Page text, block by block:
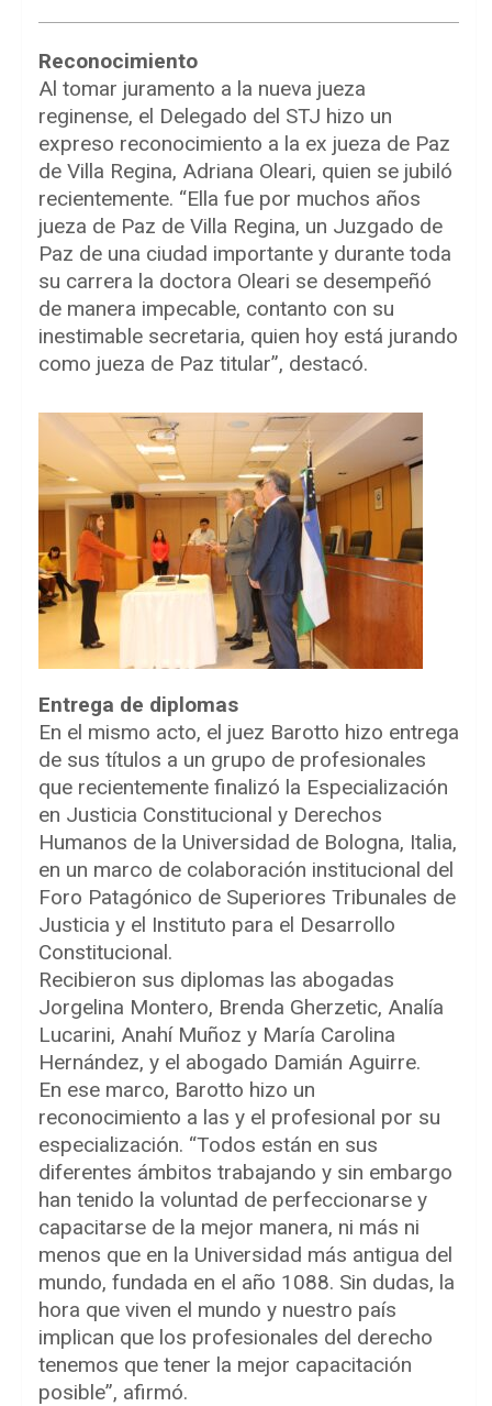
Reconocimiento
Al tomar juramento a la nueva jueza
reginense, el Delegado del STJ hizo un
expreso reconocimiento a la ex jueza de Paz
de Villa Regina, Adriana Oleari, quien se jubiló
recientemente. “Ella fue por muchos años
jueza de Paz de Villa Regina, un Juzgado de
Paz de una ciudad importante y durante toda
su carrera la doctora Oleari se desempeñó
de manera impecable, contanto con su
inestimable secretaria, quien hoy está jurando
como jueza de Paz titular”, destacó.
Entrega de diplomas
En el mismo acto, el juez Barotto hizo entrega
de sus títulos a un grupo de profesionales
que recientemente finalizó la Especialización
en Justicia Constitucional y Derechos
Humanos de la Universidad de Bologna, Italia,
en un marco de colaboración institucional del
Foro Patagónico de Superiores Tribunales de
Justicia y el Instituto para el Desarrollo
Constitucional.
Recibieron sus diplomas las abogadas
Jorgelina Montero, Brenda Gherzetic, Analía
Lucarini, Anahí Muñoz y María Carolina
Hernández, y el abogado Damián Aguirre.
En ese marco, Barotto hizo un
reconocimiento a las y el profesional por su
especialización. “Todos están en sus
diferentes ámbitos trabajando y sin embargo
han tenido la voluntad de perfeccionarse y
capacitarse de la mejor manera, ni más ni
menos que en la Universidad más antigua del
mundo, fundada en el año 1088. Sin dudas, la
hora que viven el mundo y nuestro país
implican que los profesionales del derecho
tenemos que tener la mejor capacitación
posible”, afirmó.